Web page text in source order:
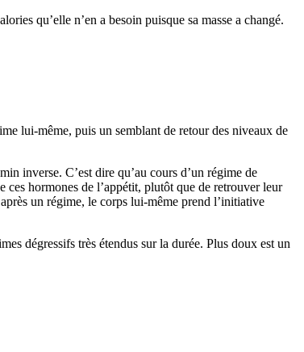
qu’elle n’en a besoin puisque sa masse a changé.
lui-même, puis un semblant de retour des niveaux de
inverse. C’est dire qu’au cours d’un régime de
hormones de l’appétit, plutôt que de retrouver leur
un régime, le corps lui-même prend l’initiative
dégressifs très étendus sur la durée. Plus doux est un